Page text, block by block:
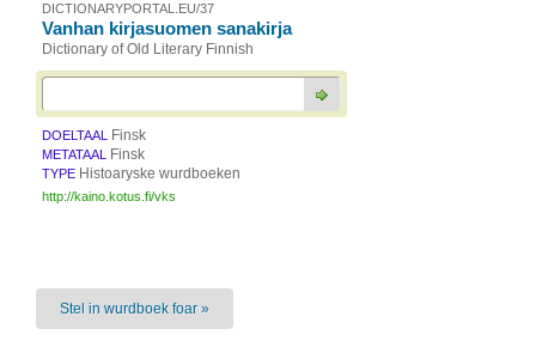
DICTIONARYPORTAL.EU/37
Vanhan kirjasuomen sanakirja
Dictionary of Old Literary Finnish
DOELTAAL Finsk
METATAAL Finsk
TYPE Histoaryske wurdboeken
http://kaino.kotus.fi/vks
Stel in wurdboek foar »